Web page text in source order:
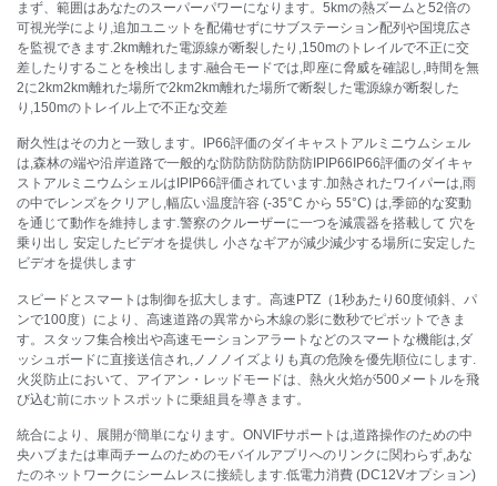
まず、範囲はあなたのスーパーパワーになります。5kmの熱ズームと52倍の
可視光学により,追加ユニットを配備せずにサブステーション配列や国境広さ
を監視できます.2km離れた電源線が断裂したり,150mのトレイルで不正に交
差したりすることを検出します.融合モードでは,即座に脅威を確認し,時間を無
2に2km2km離れた場所で2km2km離れた場所で断裂した電源線が断裂した
り,150mのトレイル上で不正な交差
耐久性はその力と一致します。IP66評価のダイキャストアルミニウムシェル
は,森林の端や沿岸道路で一般的な防防防防防防防IPIP66IP66評価のダイキャ
ストアルミニウムシェルはIPIP66評価されています.加熱されたワイパーは,雨
の中でレンズをクリアし,幅広い温度許容 (-35°C から 55°C) は,季節的な変動
を通じて動作を維持します.警察のクルーザーに一つを減震器を搭載して 穴を
乗り出し 安定したビデオを提供し 小さなギアが減少減少する場所に安定した
ビデオを提供します
スピードとスマートは制御を拡大します。高速PTZ（1秒あたり60度傾斜、パ
ンで100度）により、高速道路の異常から木線の影に数秒でピボットできま
す。スタッフ集合検出や高速モーションアラートなどのスマートな機能は,ダ
ッシュボードに直接送信され,ノノノイズよりも真の危険を優先順位にします.
火災防止において、アイアン・レッドモードは、熱火火焰が500メートルを飛
び込む前にホットスポットに乗組員を導きます。
統合により、展開が簡単になります。ONVIFサポートは,道路操作のための中
央ハブまたは車両チームのためのモバイルアプリへのリンクに関わらず,あな
たのネットワークにシームレスに接続します.低電力消費 (DC12Vオプション)